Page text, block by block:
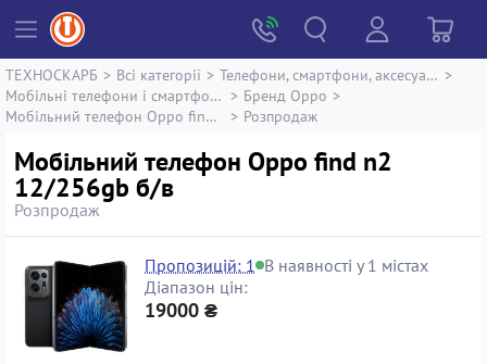
ТЕХНОСКАРБ > Всі категорії > Телефони, смартфони, аксесуари >
Мобільні телефони і смартфони > Бренд Oppo >
Мобільний телефон Oppo find n2 12/256gb
> Розпродаж
Мобільний телефон Oppo find n2
12/256gb б/в
Розпродаж
Пропозицій: 1 В наявності у 1 містах
Діапазон цін:
19000 ₴